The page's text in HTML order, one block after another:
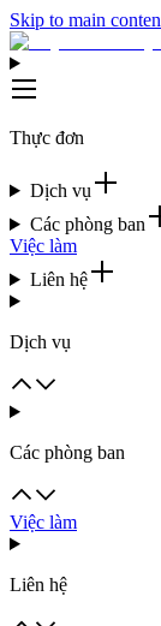
Skip to main
Thực đơn
Dịch vụ
Các phòng ban
Việc làm
Liên hệ
Dịch vụ
Các phòng ban
Việc làm
Liên hệ